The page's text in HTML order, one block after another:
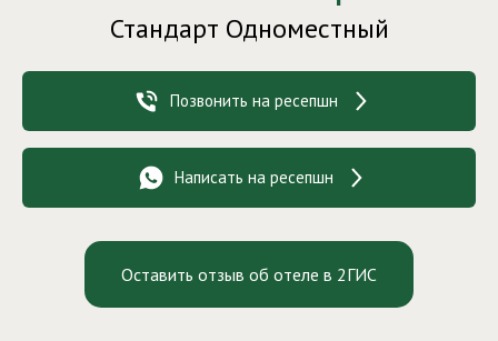
Стандарт Одноместный
Позвонить на ресепшн
Написать на ресепшн
Оставить отзыв об отеле в 2ГИС